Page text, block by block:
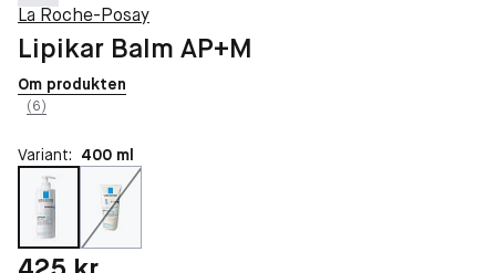
La Roche-Posay
Lipikar Balm AP+M
Om produkten
(6)
Variant: 400 ml
Pris: 425 kr